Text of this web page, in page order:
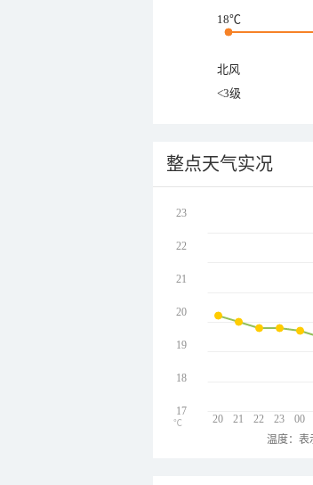
18℃
北风
<3级
整点天气实况
20 21 22 23 00
23
22
21
20
19
18
17
℃
温度：表